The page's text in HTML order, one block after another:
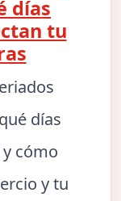
días
tu
días
y cómo
y tu